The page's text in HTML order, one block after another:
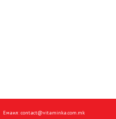
Емаил: contact@vitaminka.com.mk